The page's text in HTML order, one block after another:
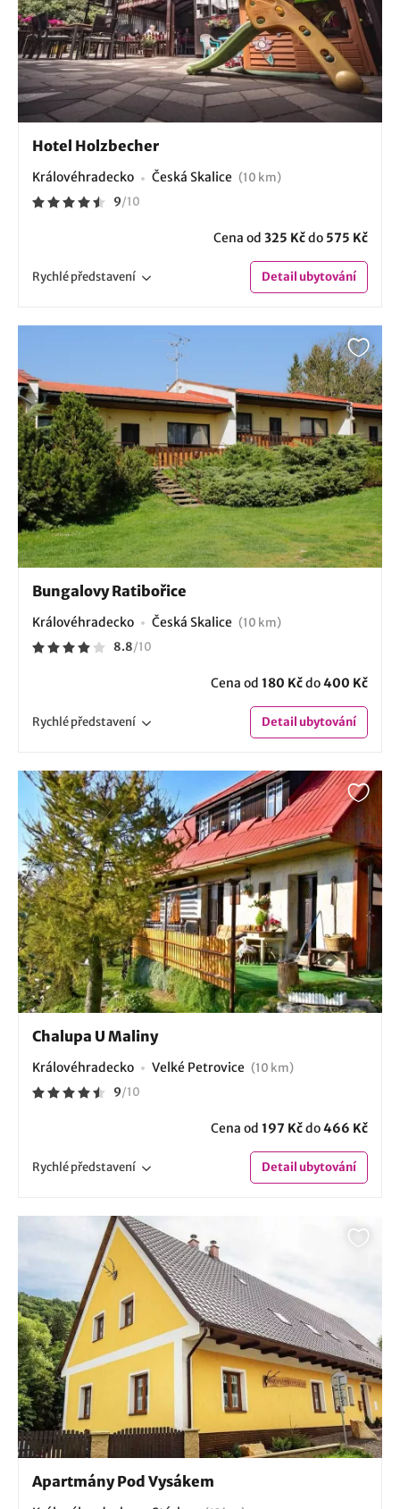
Hotel Holzbecher
Královéhradecko Česká Skalice (10 km)
9/10
Cena od 325 Kčdo 575 Kč
Rychlépředstavení Detailubytování
Bungalovy Ratibořice
Královéhradecko Česká Skalice (10 km)
8.8/10
Cena od 180 Kčdo400 Kč
Rychlépředstavení Detailubytování
Chalupa U Maliny
Královéhradecko Velké Petrovice (10 km)
9/10
Cena od 197 Kčdo466 Kč
Rychlépředstavení Detailubytování
Apartmány Pod Vysákem